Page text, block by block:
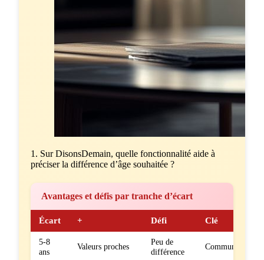
1. Sur DisonsDemain, quelle fonctionnalité aide à
préciser la différence d’âge souhaitée ?
Avantages et défis par tranche d’écart
Écart + Défi Clé
5-8
ans
Valeurs proches
Peu de
différence
Communication